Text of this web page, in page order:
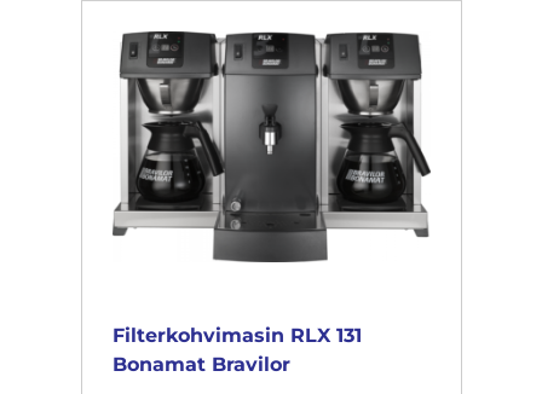
Filterkohvimasin RLX 131
Bonamat Bravilor